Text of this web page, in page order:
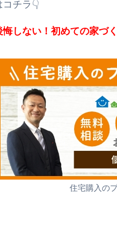
チラ👇
しない！初めての家づ
住宅購入の